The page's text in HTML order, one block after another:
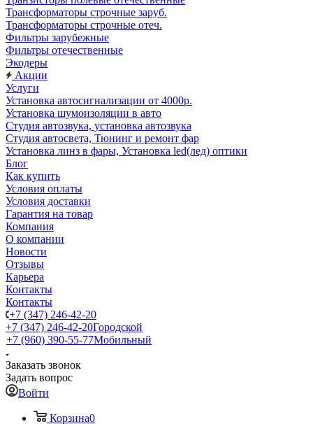
Трансформаторы строчные заруб.
Трансформаторы строчные отеч.
Фильтры зарубежные
Фильтры отечественные
Экодеры
Акции
Услуги
Установка автосигнализации от 4000р.
Установка шумоизоляции в авто
Студия автозвука, установка автозвука
Студия автосвета, Тюнинг и ремонт фар
Установка линз в фары, Установка led(лед) оптики
Блог
Как купить
Условия оплаты
Условия доставки
Гарантия на товар
Компания
О компании
Новости
Отзывы
Карьера
Контакты
Контакты
+7 (347) 246-42-20
+7 (347) 246-42-20Городской
+7 (960) 390-55-77Мобильный
Заказать звонок
Задать вопрос
Войти
Корзина0